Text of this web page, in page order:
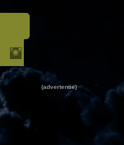
(advertentie)